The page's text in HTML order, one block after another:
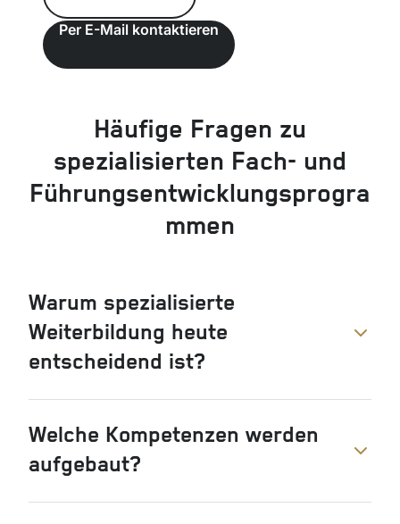
Per E-Mail kontaktieren
Häufige Fragen zu
spezialisierten Fach- und
Führungsentwicklungsprogra
mmen
Warum spezialisierte
Weiterbildung heute
entscheidend ist?
Welche Kompetenzen werden
aufgebaut?